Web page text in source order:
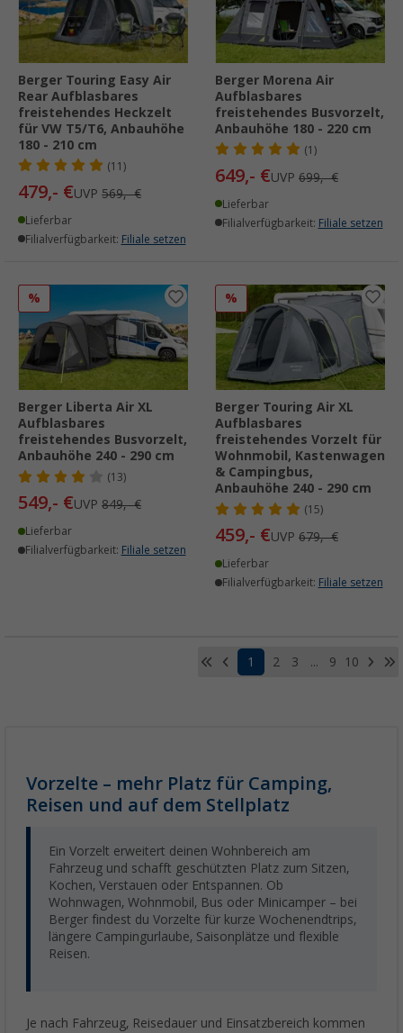
Berger Touring Easy Air
Rear Aufblasbares
freistehendes Heckzelt
für VW T5/T6, Anbauhöhe
180 - 210 cm
(11)
479,- €UVP 569,- €
Lieferbar
Filialverfügbarkeit: Filiale setzen
Berger Morena Air
Aufblasbares
freistehendes Busvorzelt,
Anbauhöhe 180 - 220 cm
(1)
649,- €UVP 699,- €
Lieferbar
Filialverfügbarkeit: Filiale setzen
%
Berger Liberta Air XL
Aufblasbares
freistehendes Busvorzelt,
Anbauhöhe 240 - 290 cm
(13)
549,- €UVP 849,- €
Lieferbar
Filialverfügbarkeit: Filiale setzen
%
Berger Touring Air XL
Aufblasbares
freistehendes Vorzelt für
Wohnmobil, Kastenwagen
& Campingbus,
Anbauhöhe 240 - 290 cm
(15)
459,- €UVP 679,- €
Lieferbar
Filialverfügbarkeit: Filiale setzen
1 2 3 ... 9 10
Vorzelte – mehr Platz für Camping,
Reisen und auf dem Stellplatz
Ein Vorzelt erweitert deinen Wohnbereich am
Fahrzeug und schafft geschützten Platz zum Sitzen,
Kochen, Verstauen oder Entspannen. Ob
Wohnwagen, Wohnmobil, Bus oder Minicamper – bei
Berger findest du Vorzelte für kurze Wochenendtrips,
längere Campingurlaube, Saisonplätze und flexible
Reisen.
Je nach Fahrzeug, Reisedauer und Einsatzbereich kommen